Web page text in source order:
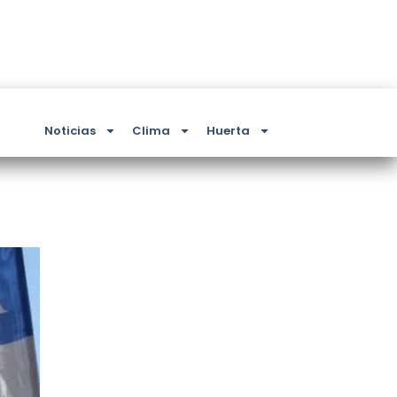
Noticias Clima Huerta